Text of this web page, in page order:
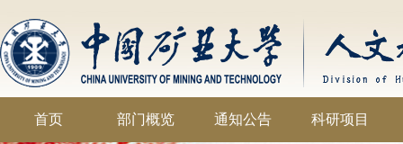
首页 部门概览 通知公告 科研项目